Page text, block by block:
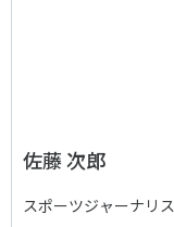
佐藤 次郎
スポーツジャーナリ